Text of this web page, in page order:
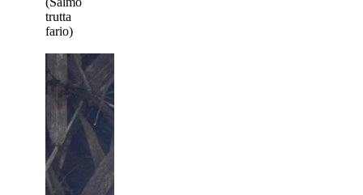
trutta
fario)